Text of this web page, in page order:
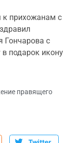
к прихожанам с
Гончарова с
подарок икону
правящего